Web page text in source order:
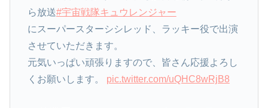
ら放送#宇宙戦隊キュウレンジャー
にスーパースターシシレッド、ラッキー役で出演
させていただきます。
元気いっぱい頑張りますので、皆さん応援よろし
くお願いします。 pic.twitter.com/uQHC8wRjB8